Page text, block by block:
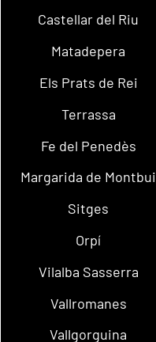
Castellar del Riu
Matadepera
Els Prats de Rei
Terrassa
Fe del Penedès
Margarida de Montbui
Sitges
Orpí
Vilalba Sasserra
Vallromanes
Vallgorguina